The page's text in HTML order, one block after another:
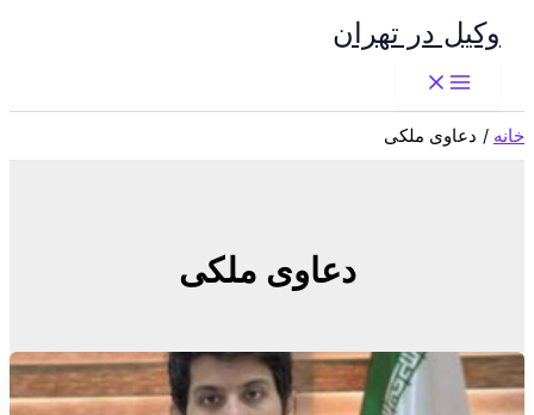
وکیل در تهران
خانه دعاوی ملکی
دعاوی ملکی